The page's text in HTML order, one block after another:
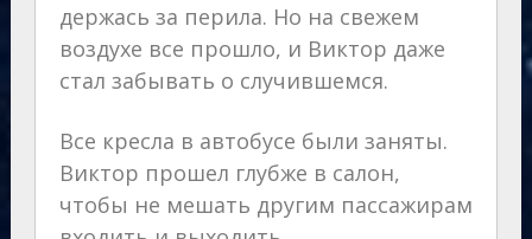
держась за перила. Но на свежем
воздухе все прошло, и Виктор даже
стал забывать о случившемся.
Все кресла в автобусе были заняты.
Виктор прошел глубже в салон,
чтобы не мешать другим пассажирам